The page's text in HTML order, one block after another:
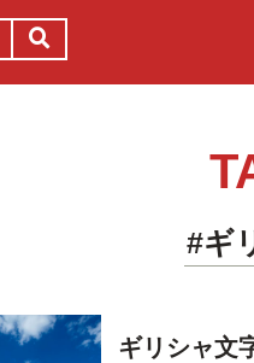
#ギ
ギリシャ文